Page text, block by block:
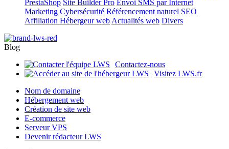
PrestaShop Site Builder Pro Envoi SMS par Internet
Marketing Cybersécurité Référencement naturel SEO
Affiliation Hébergeur web Actualités web Divers
Blog
Contactez-nous
Visitez LWS.fr
Nom de domaine
Hébergement web
Création de site web
E-commerce
Serveur VPS
Devenir rédacteur LWS